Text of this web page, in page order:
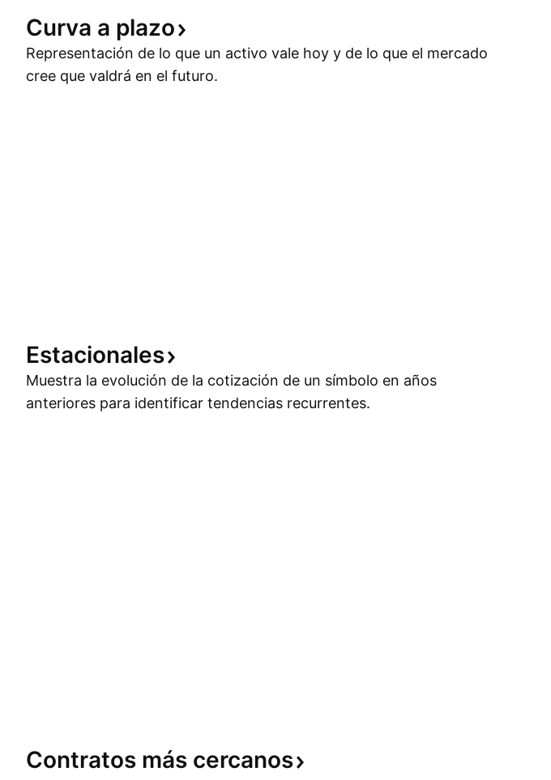
Curva a plazo
Representación de lo que un activo vale hoy y de lo que el mercado
cree que valdrá en el futuro.
Estacionales
Muestra la evolución de la cotización de un símbolo en años
anteriores para identificar tendencias recurrentes.
Contratos más cercanos